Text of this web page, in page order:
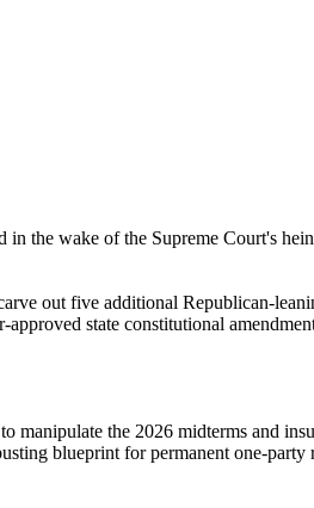
the wake of the Supreme Court's
out five additional Republican-
state constitutional
the 2026 midterms and
blueprint for permanent one-